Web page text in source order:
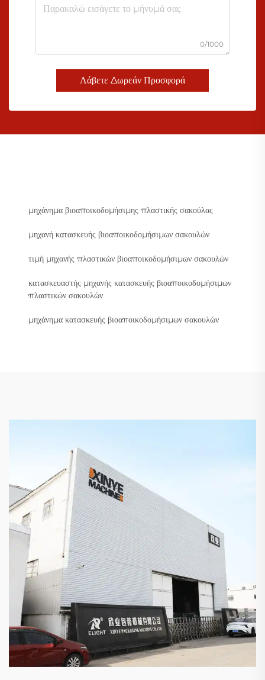
0/1000
Λάβετε Δωρεάν Προσφορά
μηχάνημα βιοαποικοδομήσιμης πλαστικής σακούλας
μηχανή κατασκευής βιοαποικοδομήσιμων σακουλών
τιμή μηχανής πλαστικών βιοαποικοδομήσιμων σακουλών
κατασκευαστής μηχανής κατασκευής βιοαποικοδομήσιμων
πλαστικών σακουλών
μηχάνημα κατασκευής βιοαποικοδομήσιμων σακουλών